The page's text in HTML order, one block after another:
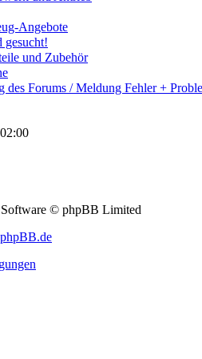
Angebote
und Zubehör
Forums / Meldung Fehler +
© phpBB Limited
phpBB.de